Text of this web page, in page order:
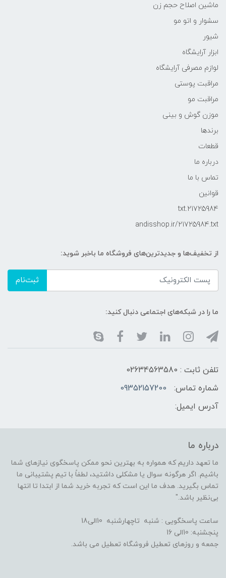
ماشین اصلاح حجم زن
سشوار و اتو مو
شیور
ابزار آرایشگاه
لوازم مصرفی آرایشگاه
مراقبت پوستی
مراقبت مو
موزن گوش و بینی
برندها
قطعات
درباره ما
تماس با ما
قوانین
21725984.txt
andisshop.ir/21725984.txt
از تخفیف‌ها و جدیدترین‌های فروشگاه ما باخبر شوید:
ثبت‌نام
ما را در شبکه‌های اجتماعی دنبال کنید:
تلفن ثابت : 02634563580
شماره تماس:
09352157200
آدرس ایمیل:
درباره ما
ما تعهد داریم که همواره به بهترین نحو ممکن پاسخگوی نیازهای شما
باشیم. اگر هرگونه سوال یا مشکلی داشتید، لطفاً با تیم پشتیبانی ما
تماس بگیرید. هدف ما این است که تجربه خرید شما از ابتدا تا انتها
بی‌نظیر باشد."
ساعت پاسخگویی : شنبه تاچهارشنبه 10الی18
پنجشنبه: 10الی 16
جمعه و روزهای تعطیل فروشگاه تعطیل می باشد.